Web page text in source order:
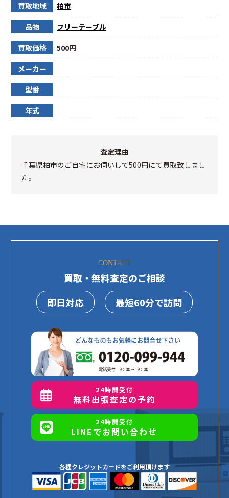
買取地域 柏市
品物 フリーテーブル
買取価格 500円
メーカー
型番
年式
査定理由
千葉県柏市のご自宅にお伺いして500円にて買取致しまし
た。
CONTACT
買取・無料査定のご相談
即日対応
最短60分で訪問
24時間受付
無料出張査定の予約
24時間受付
LINEでお問い合わせ
各種クレジットカードをご利用頂けます